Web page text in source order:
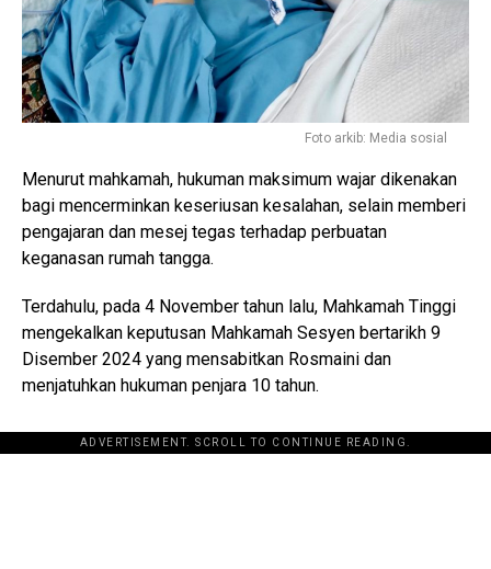
Foto arkib: Media sosial
Menurut mahkamah, hukuman maksimum wajar dikenakan
bagi mencerminkan keseriusan kesalahan, selain memberi
pengajaran dan mesej tegas terhadap perbuatan
keganasan rumah tangga.
Terdahulu, pada 4 November tahun lalu, Mahkamah Tinggi
mengekalkan keputusan Mahkamah Sesyen bertarikh 9
Disember 2024 yang mensabitkan Rosmaini dan
menjatuhkan hukuman penjara 10 tahun.
ADVERTISEMENT. SCROLL TO CONTINUE READING.